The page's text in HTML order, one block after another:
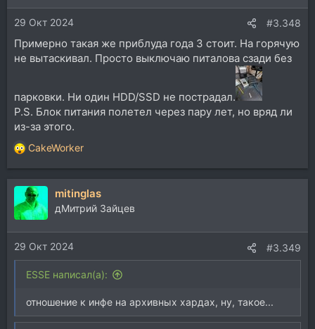
и
:29 Окт 2024 #3.348
Примерно такая же приблуда года 3 стоит. На горячую
не вытаскивал. Просто выключаю питалова сзади без
парковки. Ни один HDD/SSD не пострадал.
P.S. Блок питания полетел через пару лет, но вряд ли
из-за этого.
Р
е
а
ц
и
и
:
CakeWorker
mitinglas
дМитрий Зайцев
29 Окт 2024 #3.349
ESSE написал(а):
отношение к инфе на архивных хардах, ну, такое...